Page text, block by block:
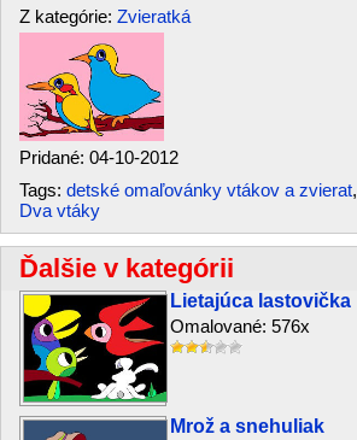
Z kategórie: Zvieratká
Pridané: 04-10-2012
Tags: detské omaľovánky vtákov a zvierat,
Dva vtáky
Ďalšie v kategórii
Lietajúca lastovička
Omalované: 576x
Mrož a snehuliak